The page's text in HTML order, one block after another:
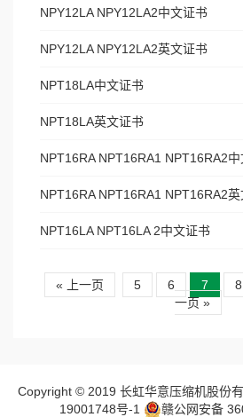
NPY12LA NPY12LA2中文证书
NPY12LA NPY12LA2英文证书
NPT18LA中文证书
NPT18LA英文证书
NPT16RA NPT16RA1 NPT16RA2
NPT16RA NPT16RA1 NPT16RA2
NPT16LA NPT16LA 2中文证书
« 上一页 5 6 7 8
一页 »
Copyright © 2019 长虹华意压缩机股份
19001748号-1
赣公网安备